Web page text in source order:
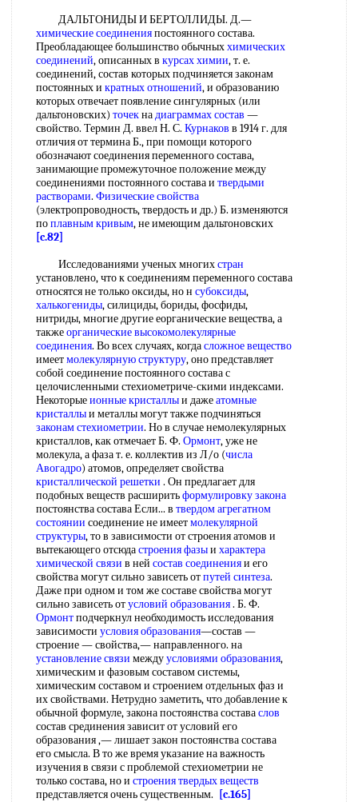
ДАЛЬТОНИДЫ И БЕРТОЛЛИДЫ. Д.—
химические соединенияпостоянного состава.
Преобладающее большинство обычныххимических
соединений, описанных в курсах химии, т. е.
соединений, состав которых подчиняется законам
постоянных и кратных отношений, и образованию
которых отвечает появление сингулярных (или
дальтоновских) точекнадиаграммах состав —
свойство. Термин Д. ввел Н. С. Курнаков в 1914 г. для
отличия от термина Б., при помощи которого
обозначают соединения переменного состава,
занимающие промежуточное положение между
соединениями постоянного состава и твердыми
растворами. Физические свойства
(электропроводность, твердость и др.) Б. изменяются
поплавным кривым, не имеющим дальтоновских
[c.82]
Исследованиями ученых многихстран
установлено, что к соединениям переменного состава
относятся не только оксиды, но н субоксиды,
халькогениды, силициды, бориды, фосфиды,
нитриды, многие другие еорганические вещества, а
такжеорганические высокомолекулярные
соединения. Во всех случаях, когдасложное вещество
имеетмолекулярную структуру, оно представляет
собой соединение постоянного состава с
целочисленными стехиометриче-скими индексами.
Некоторыеионные кристаллыи дажеатомные
кристаллыи металлы могут также подчиняться
законам стехиометрии. Но в случае немолекулярных
кристаллов, как отмечает Б. Ф. Ормонт, уже не
молекула, а фаза т. е. коллектив из Л/о (числа
Авогадро) атомов, определяет свойства
кристаллической решетки . Он предлагает для
подобных веществ расширитьформулировку закона
постоянства состава Если... в твердом агрегатном
состоянии соединение не имеетмолекулярной
структуры, то в зависимости от строения атомов и
вытекающего отсюдастроения фазыи характера
химической связи в ней состав соединенияи его
свойства могут сильно зависеть отпутей синтеза.
Даже при одном и том же составе свойства могут
сильно зависеть отусловий образования. Б. Ф.
Ормонтподчеркнул необходимость исследования
зависимости условия образования—состав —
строение — свойства,— направленного. на
установление связи междуусловиями образования,
химическим и фазовым составом системы,
химическим составом и строением отдельных фаз и
их свойствами. Нетрудно заметить, что добавление к
обычной формуле, закона постоянства составаслов
состав срединения зависит от условий его
образования ,— лишает закон постоянства состава
его смысла. В то же время указание на важность
изучения в связи с проблемой стехиометрии не
только состава, но и строения твердых веществ
представляется очень существенным.
[c.165]